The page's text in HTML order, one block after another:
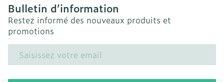
Bulletin d’information
Restez informé des nouveaux produits et
promotions
Adresse mail